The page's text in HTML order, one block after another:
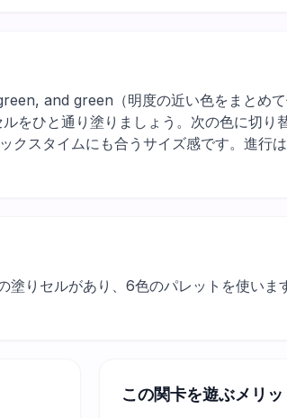
and green（明度の近い色をまとめて
をひと通り塗りましょう。次の色に切り
スタイムにも合うサイズ感です。進行
塗りセルがあり、6色のパレットを使いま
この関卡を遊ぶメリッ